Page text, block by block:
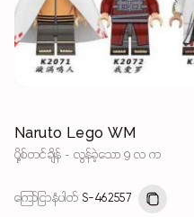
Naruto Lego WM
ပို့စ်တင်ချိန် - လွန်ခဲ့သော 9 လ က
ကြော်ငြာနံပါတ် S-462557